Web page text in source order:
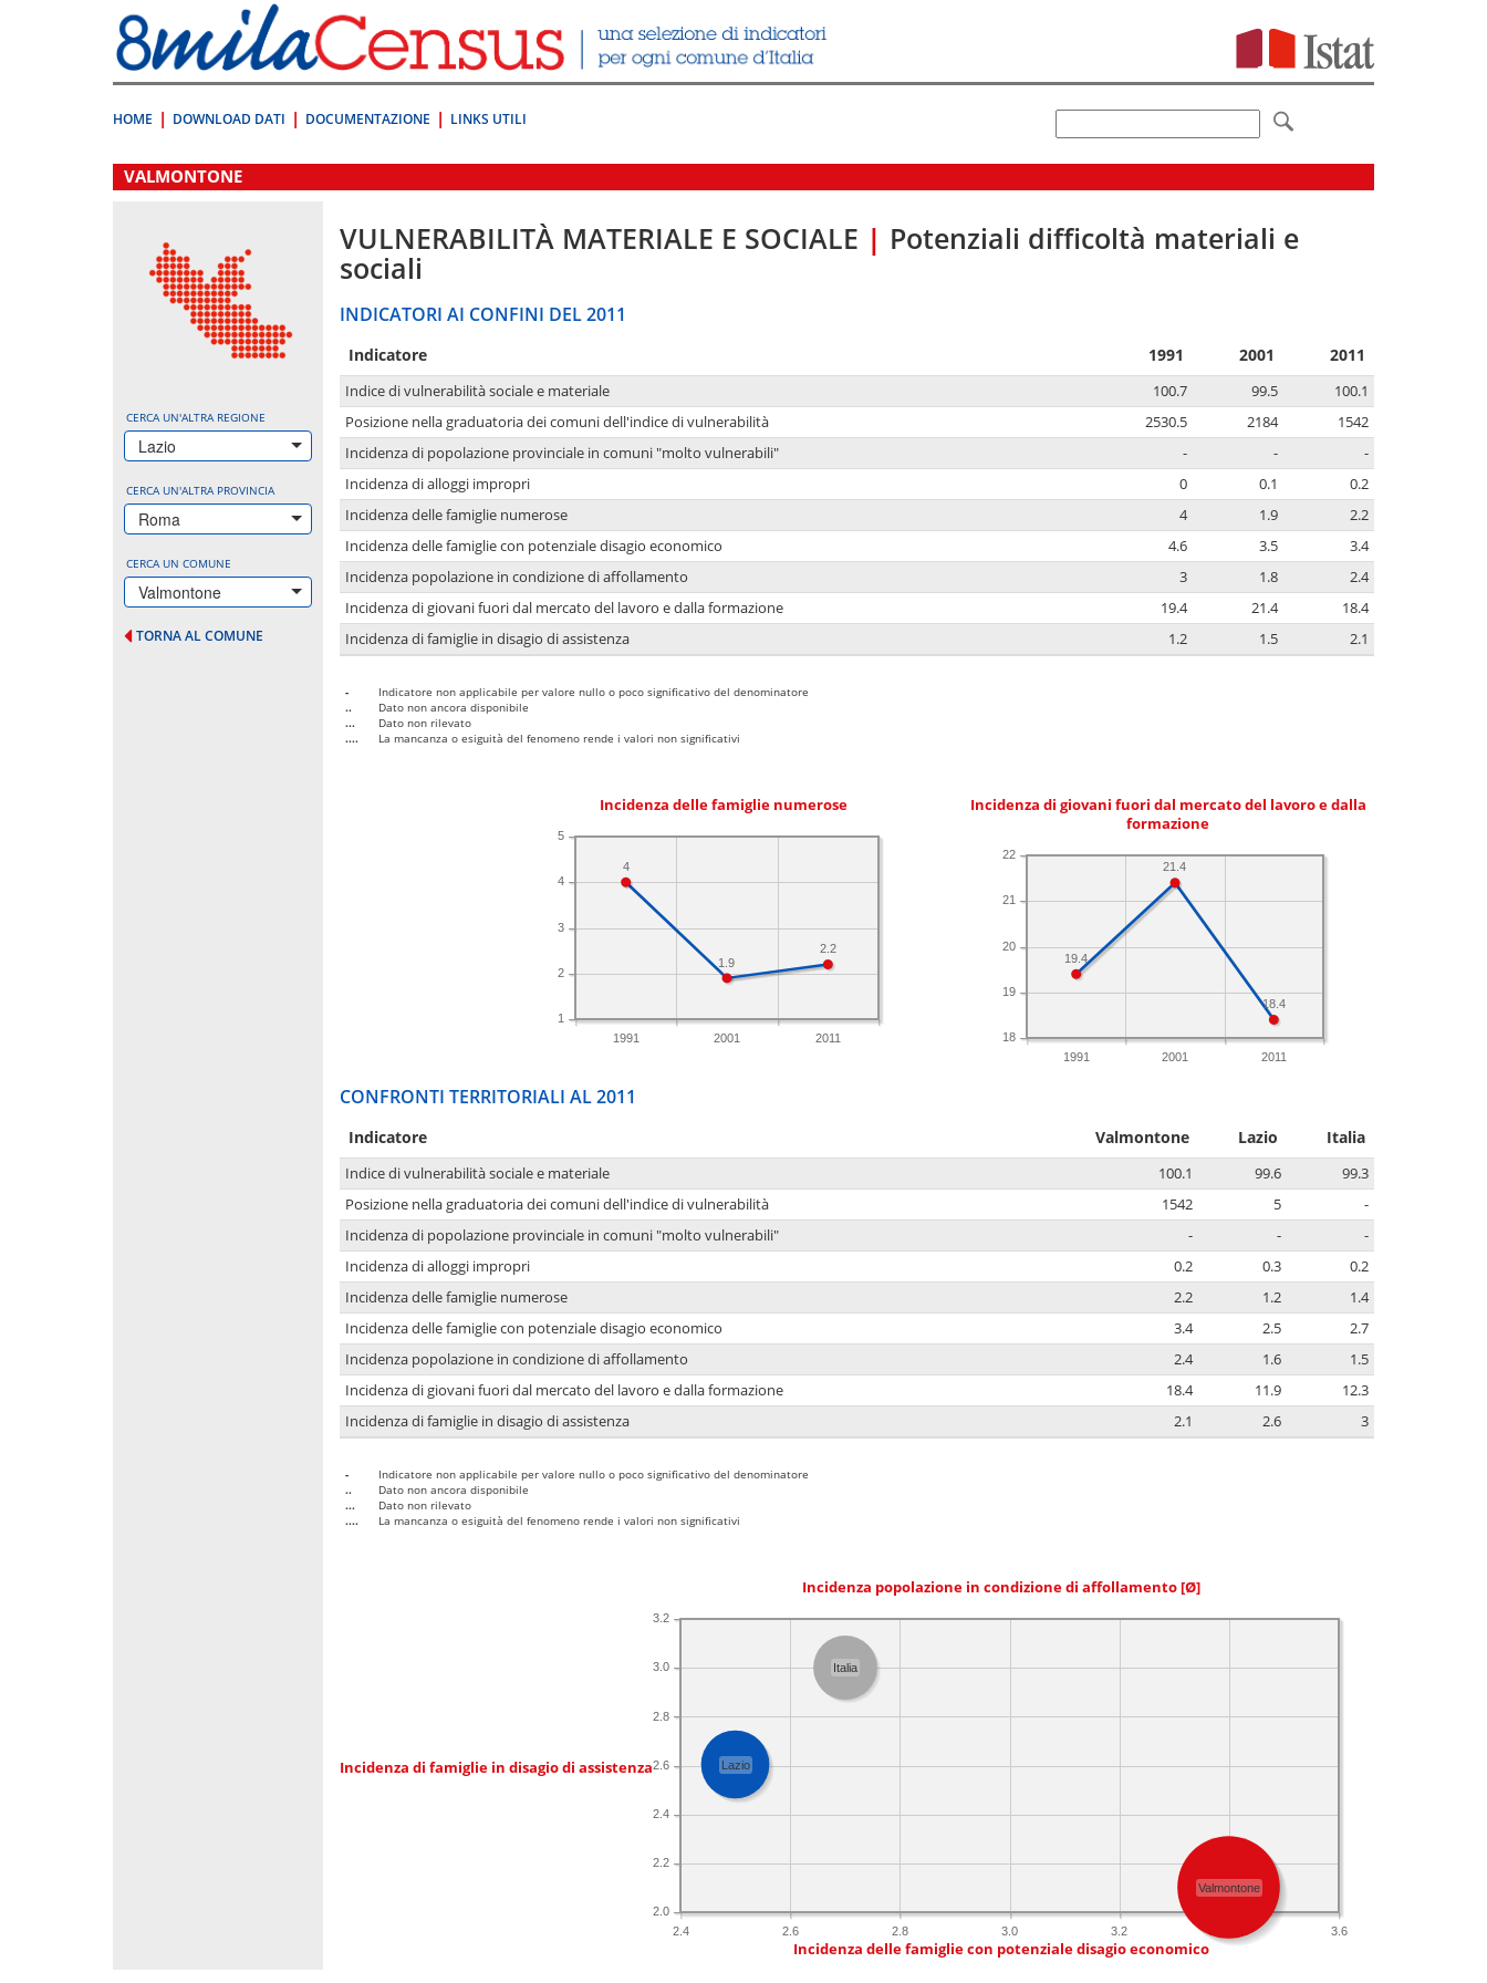
direttamente
a:
Contenuto
HOME DOWNLOAD DATI DOCUMENTAZIONE LINKS UTILI
.
VALMONTONE
CERCA UN'ALTRA REGIONE
Lazio
CERCA UN'ALTRA PROVINCIA
Roma
CERCA UN COMUNE
Valmontone
TORNA AL COMUNE
VULNERABILITÀ MATERIALE E SOCIALE | Potenziali difficoltà materiali e
sociali
INDICATORI AI CONFINI DEL 2011
Indicatore 1991 2001 2011
Indice di vulnerabilità sociale e materiale 100.7 99.5
100.1
Posizione nella graduatoria dei comuni dell'indice di vulnerabilità
2530.5 2184
1542
Incidenza di popolazione provinciale in comuni "molto vulnerabili"
- -
-
Incidenza di alloggi impropri
0 0.1
0.2
Incidenza delle famiglie numerose
4 1.9
2.2
Incidenza delle famiglie con potenziale disagio economico
4.6 3.5
3.4
Incidenza popolazione in condizione di affollamento
3 1.8
2.4
Incidenza di giovani fuori dal mercato del lavoro e dalla formazione
19.4 21.4
18.4
Incidenza di famiglie in disagio di assistenza
1.2 1.5 2.1
-
Indicatore non applicabile per valore nullo o poco significativo del denominatore
..
Dato non ancora disponibile
...
Dato non rilevato
....
La mancanza o esiguità del fenomeno rende i valori non significativi
Incidenza delle famiglie numerose
1991 2001 2011
1
2
3
4
5
2.2
1.9
4
Incidenza di giovani fuori dal mercato del lavoro e dalla
formazione
1991 2001 2011
18
19
20
21
22
18.4
21.4
19.4
CONFRONTI TERRITORIALI AL 2011
Indicatore Valmontone Lazio Italia
Indice di vulnerabilità sociale e materiale 100.1 99.6
99.3
Posizione nella graduatoria dei comuni dell'indice di vulnerabilità
1542 5
-
Incidenza di popolazione provinciale in comuni "molto vulnerabili"
- -
-
Incidenza di alloggi impropri
0.2 0.3
0.2
Incidenza delle famiglie numerose
2.2 1.2
1.4
Incidenza delle famiglie con potenziale disagio economico
3.4 2.5
2.7
Incidenza popolazione in condizione di affollamento
2.4 1.6
1.5
Incidenza di giovani fuori dal mercato del lavoro e dalla formazione
18.4 11.9
12.3
Incidenza di famiglie in disagio di assistenza
2.1 2.6 3
-
Indicatore non applicabile per valore nullo o poco significativo del denominatore
..
Dato non ancora disponibile
...
Dato non rilevato
....
La mancanza o esiguità del fenomeno rende i valori non significativi
Incidenza popolazione in condizione di affollamento [Ø]
Incidenza di famiglie in disagio di assistenza
2.4 2.6 2.8 3.0 3.2 3.6
2.0
2.2
2.4
2.6
2.8
3.0
3.2
Valmontone
Lazio
Italia
Incidenza delle famiglie con potenziale disagio economico